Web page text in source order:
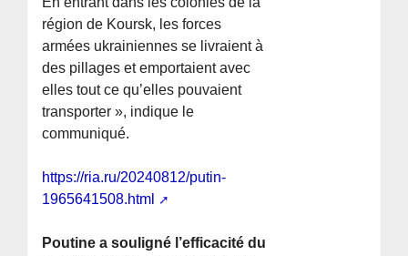
région de Koursk, les forces
armées ukrainiennes se livraient à
des pillages et emportaient avec
elles tout ce qu’elles pouvaient
transporter », indique le
communiqué.
https://ria.ru/20240812/putin-
1965641508.html
Poutine a souligné l’efficacité du